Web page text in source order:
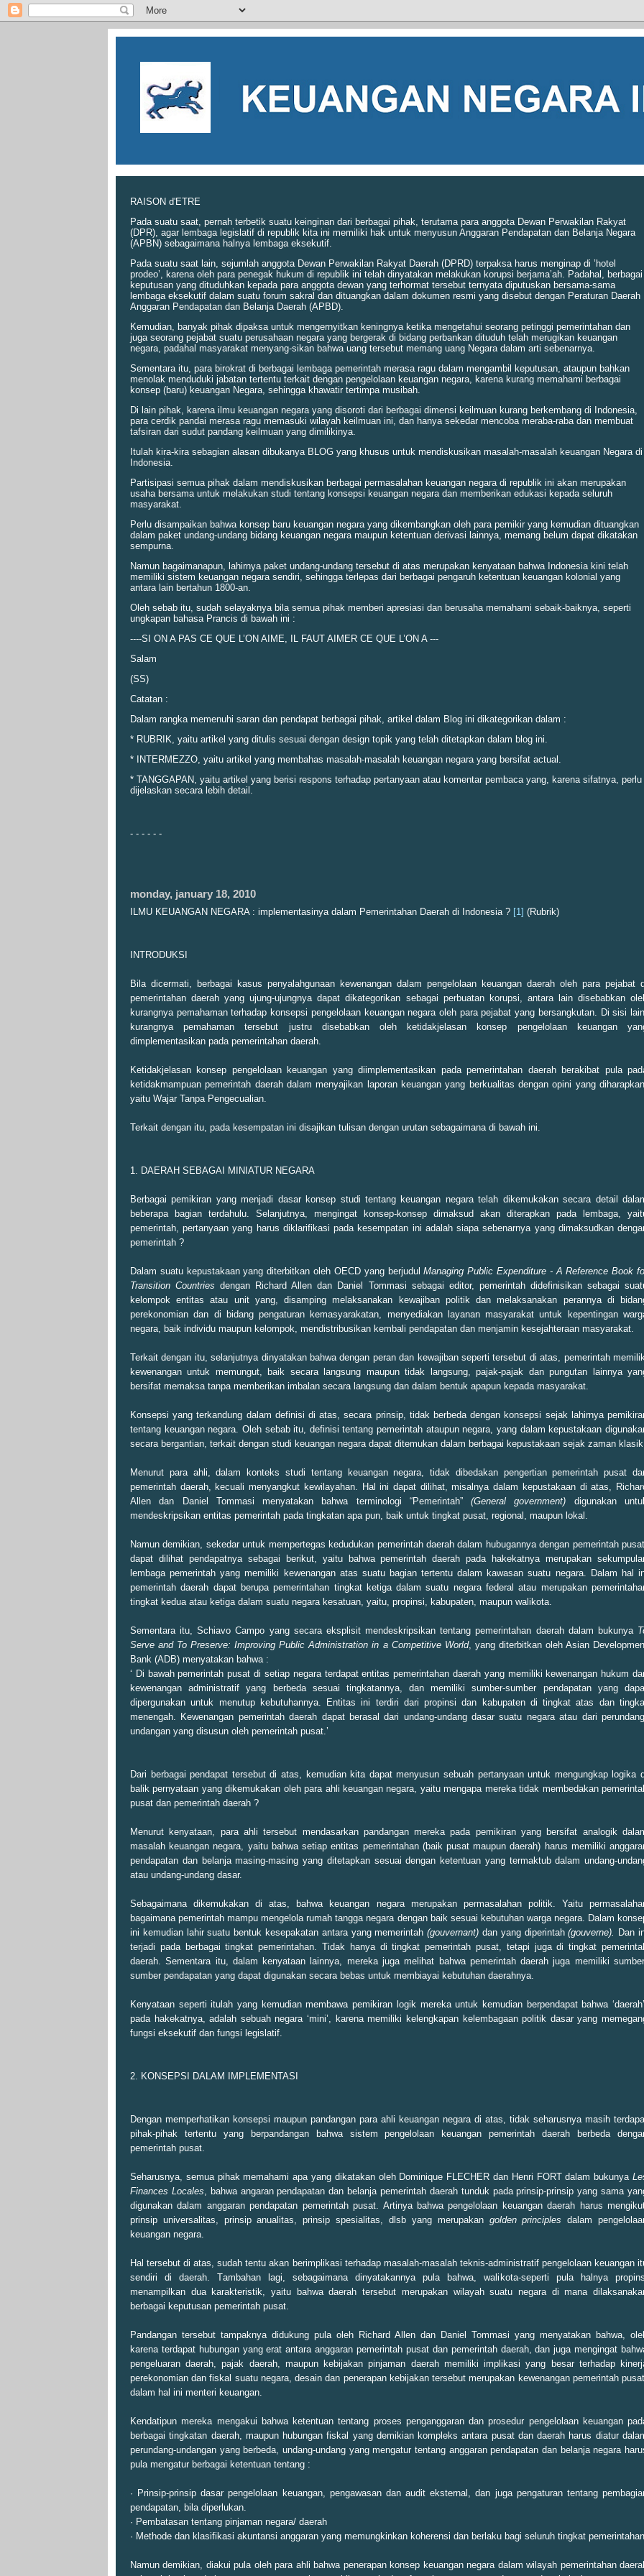
RAISON d'ETRE
Pada suatu saat, pernah terbetik suatu keinginan dari berbagai pihak, terutama para anggota Dewan Perwakilan Rakyat
(DPR), agar lembaga legislatif di republik kita ini memiliki hak untuk menyusun Anggaran Pendapatan dan Belanja Negara
(APBN) sebagaimana halnya lembaga eksekutif.
Pada suatu saat lain, sejumlah anggota Dewan Perwakilan Rakyat Daerah (DPRD) terpaksa harus menginap di ’hotel
prodeo’, karena oleh para penegak hukum di republik ini telah dinyatakan melakukan korupsi berjama’ah. Padahal, berbagai
keputusan yang dituduhkan kepada para anggota dewan yang terhormat tersebut ternyata diputuskan bersama-sama
lembaga eksekutif dalam suatu forum sakral dan dituangkan dalam dokumen resmi yang disebut dengan Peraturan Daerah
Anggaran Pendapatan dan Belanja Daerah (APBD).
Kemudian, banyak pihak dipaksa untuk mengernyitkan keningnya ketika mengetahui seorang petinggi pemerintahan dan
juga seorang pejabat suatu perusahaan negara yang bergerak di bidang perbankan dituduh telah merugikan keuangan
negara, padahal masyarakat menyang-sikan bahwa uang tersebut memang uang Negara dalam arti sebenarnya.
Sementara itu, para birokrat di berbagai lembaga pemerintah merasa ragu dalam mengambil keputusan, ataupun bahkan
menolak menduduki jabatan tertentu terkait dengan pengelolaan keuangan negara, karena kurang memahami berbagai
konsep (baru) keuangan Negara, sehingga khawatir tertimpa musibah.
Di lain pihak, karena ilmu keuangan negara yang disoroti dari berbagai dimensi keilmuan kurang berkembang di Indonesia,
para cerdik pandai merasa ragu memasuki wilayah keilmuan ini, dan hanya sekedar mencoba meraba-raba dan membuat
tafsiran dari sudut pandang keilmuan yang dimilikinya.
Itulah kira-kira sebagian alasan dibukanya BLOG yang khusus untuk mendiskusikan masalah-masalah keuangan Negara di
Indonesia.
Partisipasi semua pihak dalam mendiskusikan berbagai permasalahan keuangan negara di republik ini akan merupakan
usaha bersama untuk melakukan studi tentang konsepsi keuangan negara dan memberikan edukasi kepada seluruh
masyarakat.
Perlu disampaikan bahwa konsep baru keuangan negara yang dikembangkan oleh para pemikir yang kemudian dituangkan
dalam paket undang-undang bidang keuangan negara maupun ketentuan derivasi lainnya, memang belum dapat dikatakan
sempurna.
Namun bagaimanapun, lahirnya paket undang-undang tersebut di atas merupakan kenyataan bahwa Indonesia kini telah
memiliki sistem keuangan negara sendiri, sehingga terlepas dari berbagai pengaruh ketentuan keuangan kolonial yang
antara lain bertahun 1800-an.
Oleh sebab itu, sudah selayaknya bila semua pihak memberi apresiasi dan berusaha memahami sebaik-baiknya, seperti
ungkapan bahasa Prancis di bawah ini :
----SI ON A PAS CE QUE L’ON AIME, IL FAUT AIMER CE QUE L’ON A ---
Salam
(SS)
Catatan :
Dalam rangka memenuhi saran dan pendapat berbagai pihak, artikel dalam Blog ini dikategorikan dalam :
* RUBRIK, yaitu artikel yang ditulis sesuai dengan design topik yang telah ditetapkan dalam blog ini.
* INTERMEZZO, yaitu artikel yang membahas masalah-masalah keuangan negara yang bersifat actual.
* TANGGAPAN, yaitu artikel yang berisi respons terhadap pertanyaan atau komentar pembaca yang, karena sifatnya, perlu
dijelaskan secara lebih detail.
- - - - - -
monday, january 18, 2010
ILMU KEUANGAN NEGARA : implementasinya dalam Pemerintahan Daerah di Indonesia ? [1] (Rubrik)
INTRODUKSI
Bila dicermati, berbagai kasus penyalahgunaan kewenangan dalam pengelolaan keuangan daerah oleh para pejabat
pemerintahan daerah yang ujung-ujungnya dapat dikategorikan sebagai perbuatan korupsi, antara lain disebabkan
kurangnya pemahaman terhadap konsepsi pengelolaan keuangan negara oleh para pejabat yang bersangkutan. Di sisi
kurangnya pemahaman tersebut justru disebabkan oleh ketidakjelasan konsep pengelolaan keuangan
dimplementasikan pada pemerintahan daerah.
Ketidakjelasan konsep pengelolaan keuangan yang diimplementasikan pada pemerintahan daerah berakibat pula
ketidakmampuan pemerintah daerah dalam menyajikan laporan keuangan yang berkualitas dengan opini yang
yaitu Wajar Tanpa Pengecualian.
Terkait dengan itu, pada kesempatan ini disajikan tulisan dengan urutan sebagaimana di bawah ini.
1. DAERAH SEBAGAI MINIATUR NEGARA
Berbagai pemikiran yang menjadi dasar konsep studi tentang keuangan negara telah dikemukakan secara detail
beberapa bagian terdahulu. Selanjutnya, mengingat konsep-konsep dimaksud akan diterapkan pada lembaga,
pemerintah, pertanyaan yang harus diklarifikasi pada kesempatan ini adalah siapa sebenarnya yang dimaksudkan
pemerintah ?
Dalam suatu kepustakaan yang diterbitkan oleh OECD yang berjudulManaging Public Expenditure - A Reference Book
Transition Countries dengan Richard Allen dan Daniel Tommasi sebagai editor, pemerintah didefinisikan sebagai
kelompok entitas atau unit yang, disamping melaksanakan kewajiban politik dan melaksanakan perannya di
perekonomian dan di bidang pengaturan kemasyarakatan, menyediakan layanan masyarakat untuk kepentingan
negara, baik individu maupun kelompok, mendistribusikan kembali pendapatan dan menjamin kesejahteraan masyarakat.
Terkait dengan itu, selanjutnya dinyatakan bahwa dengan peran dan kewajiban seperti tersebut di atas, pemerintah
kewenangan untuk memungut, baik secara langsung maupun tidak langsung, pajak-pajak dan pungutan lainnya
bersifat memaksa tanpa memberikan imbalan secara langsung dan dalam bentuk apapun kepada masyarakat.
Konsepsi yang terkandung dalam definisi di atas, secara prinsip, tidak berbeda dengan konsepsi sejak lahirnya
tentang keuangan negara. Oleh sebab itu, definisi tentang pemerintah ataupun negara, yang dalam kepustakaan
secara bergantian, terkait dengan studi keuangan negara dapat ditemukan dalam berbagai kepustakaan sejak zaman
Menurut para ahli, dalam konteks studi tentang keuangan negara, tidak dibedakan pengertian pemerintah pusat
pemerintah daerah, kecuali menyangkut kewilayahan. Hal ini dapat dilihat, misalnya dalam kepustakaan di atas,
Allen dan Daniel Tommasi menyatakan bahwa terminologi “Pemerintah”(General government) digunakan
mendeskripsikan entitas pemerintah pada tingkatan apa pun, baik untuk tingkat pusat, regional, maupun lokal.
Namun demikian, sekedar untuk mempertegas kedudukan pemerintah daerah dalam hubugannya dengan pemerintah
dapat dilihat pendapatnya sebagai berikut, yaitu bahwa pemerintah daerah pada hakekatnya merupakan
lembaga pemerintah yang memiliki kewenangan atas suatu bagian tertentu dalam kawasan suatu negara. Dalam hal
pemerintah daerah dapat berupa pemerintahan tingkat ketiga dalam suatu negara federal atau merupakan
tingkat kedua atau ketiga dalam suatu negara kesatuan, yaitu, propinsi, kabupaten, maupun walikota.
Sementara itu, Schiavo Campo yang secara eksplisit mendeskripsikan tentang pemerintahan daerah dalam bukunya
Serve and To Preserve: Improving Public Administration in a Competitive World, yang diterbitkan oleh Asian
Bank (ADB) menyatakan bahwa :
‘ Di bawah pemerintah pusat di setiap negara terdapat entitas pemerintahan daerah yang memiliki kewenangan hukum
kewenangan administratif yang berbeda sesuai tingkatannya, dan memiliki sumber-sumber pendapatan yang
dipergunakan untuk menutup kebutuhannya. Entitas ini terdiri dari propinsi dan kabupaten di tingkat atas dan
menengah. Kewenangan pemerintah daerah dapat berasal dari undang-undang dasar suatu negara atau dari
undangan yang disusun oleh pemerintah pusat.’
Dari berbagai pendapat tersebut di atas, kemudian kita dapat menyusun sebuah pertanyaan untuk mengungkap logika
balik pernyataan yang dikemukakan oleh para ahli keuangan negara, yaitu mengapa mereka tidak membedakan
pusat dan pemerintah daerah ?
Menurut kenyataan, para ahli tersebut mendasarkan pandangan mereka pada pemikiran yang bersifat analogik
masalah keuangan negara, yaitu bahwa setiap entitas pemerintahan (baik pusat maupun daerah) harus memiliki
pendapatan dan belanja masing-masing yang ditetapkan sesuai dengan ketentuan yang termaktub dalam undang-
atau undang-undang dasar.
Sebagaimana dikemukakan di atas, bahwa keuangan negara merupakan permasalahan politik. Yaitu
bagaimana pemerintah mampu mengelola rumah tangga negara dengan baik sesuai kebutuhan warga negara. Dalam
ini kemudian lahir suatu bentuk kesepakatan antara yang memerintah(gouvernant) dan yang diperintah(gouverne). Dan
terjadi pada berbagai tingkat pemerintahan. Tidak hanya di tingkat pemerintah pusat, tetapi juga di tingkat
daerah. Sementara itu, dalam kenyataan lainnya, mereka juga melihat bahwa pemerintah daerah juga memiliki
sumber pendapatan yang dapat digunakan secara bebas untuk membiayai kebutuhan daerahnya.
Kenyataan seperti itulah yang kemudian membawa pemikiran logik mereka untuk kemudian berpendapat bahwa
pada hakekatnya, adalah sebuah negara ‘mini’, karena memiliki kelengkapan kelembagaan politik dasar yang
fungsi eksekutif dan fungsi legislatif.
2. KONSEPSI DALAM IMPLEMENTASI
Dengan memperhatikan konsepsi maupun pandangan para ahli keuangan negara di atas, tidak seharusnya masih
pihak-pihak tertentu yang berpandangan bahwa sistem pengelolaan keuangan pemerintah daerah berbeda
pemerintah pusat.
Seharusnya, semua pihak memahami apa yang dikatakan oleh Dominique FLECHER dan Henri FORT dalam bukunya
Finances Locales, bahwa angaran pendapatan dan belanja pemerintah daerah tunduk pada prinsip-prinsip yang sama
digunakan dalam anggaran pendapatan pemerintah pusat. Artinya bahwa pengelolaan keuangan daerah harus
prinsip universalitas, prinsip anualitas, prinsip spesialitas, dlsb yang merupakan golden principles dalam
keuangan negara.
Hal tersebut di atas, sudah tentu akan berimplikasi terhadap masalah-masalah teknis-administratif pengelolaan keuangan
sendiri di daerah. Tambahan lagi, sebagaimana dinyatakannya pula bahwa, walikota-seperti pula halnya
menampilkan dua karakteristik, yaitu bahwa daerah tersebut merupakan wilayah suatu negara di mana
berbagai keputusan pemerintah pusat.
Pandangan tersebut tampaknya didukung pula oleh Richard Allen dan Daniel Tommasi yang menyatakan bahwa,
karena terdapat hubungan yang erat antara anggaran pemerintah pusat dan pemerintah daerah, dan juga mengingat
pengeluaran daerah, pajak daerah, maupun kebijakan pinjaman daerah memiliki implikasi yang besar terhadap
perekonomian dan fiskal suatu negara, desain dan penerapan kebijakan tersebut merupakan kewenangan pemerintah
dalam hal ini menteri keuangan.
Kendatipun mereka mengakui bahwa ketentuan tentang proses penganggaran dan prosedur pengelolaan keuangan
berbagai tingkatan daerah, maupun hubungan fiskal yang demikian kompleks antara pusat dan daerah harus diatur
perundang-undangan yang berbeda, undang-undang yang mengatur tentang anggaran pendapatan dan belanja negara
pula mengatur berbagai ketentuan tentang :
· Prinsip-prinsip dasar pengelolaan keuangan, pengawasan dan audit eksternal, dan juga pengaturan tentang
pendapatan, bila diperlukan.
· Pembatasan tentang pinjaman negara/ daerah
· Methode dan klasifikasi akuntansi anggaran yang memungkinkan koherensi dan berlaku bagi seluruh tingkat
Namun demikian, diakui pula oleh para ahli bahwa penerapan konsep keuangan negara dalam wilayah pemerintahan